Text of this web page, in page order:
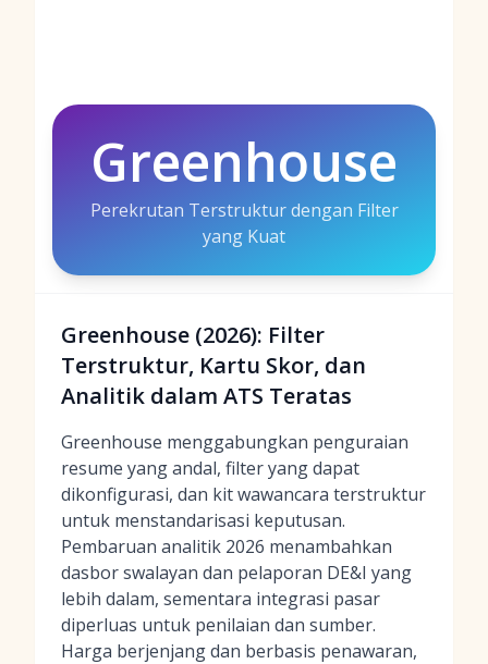
Greenhouse
Perekrutan Terstruktur dengan Filter
yang Kuat
Greenhouse (2026): Filter
Terstruktur, Kartu Skor, dan
Analitik dalam ATS Teratas
Greenhouse menggabungkan penguraian
resume yang andal, filter yang dapat
dikonfigurasi, dan kit wawancara terstruktur
untuk menstandarisasi keputusan.
Pembaruan analitik 2026 menambahkan
dasbor swalayan dan pelaporan DE&I yang
lebih dalam, sementara integrasi pasar
diperluas untuk penilaian dan sumber.
Harga berjenjang dan berbasis penawaran,